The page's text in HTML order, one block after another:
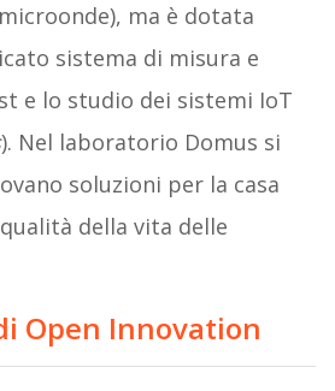
ma è dotata
sistema di misura e
e lo studio dei sistemi IoT
). Nel laboratorio Domus si
soluzioni per la casa
della vita delle
Open Innovation